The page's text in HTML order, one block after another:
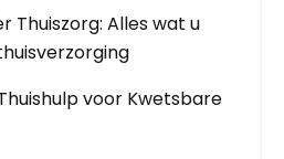
Thuiszorg: Alles wat u
voor Kwetsbare